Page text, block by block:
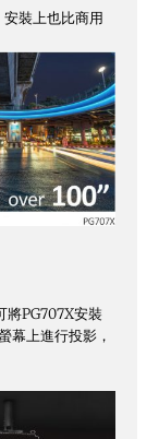
裝上也比商用
將PG707X安裝
幕上進行投影，